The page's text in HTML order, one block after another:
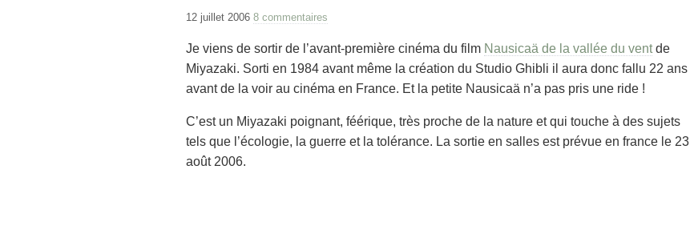
12 juillet 2006 8 commentaires
Je viens de sortir de l’avant-première cinéma du film Nausicaä de la vallée du ventde
Miyazaki. Sorti en 1984 avant même la création du Studio Ghibli il aura donc fallu 22 ans
avant de la voir au cinéma en France. Et la petite Nausicaä n’a pas pris une ride !
C’est un Miyazaki poignant, féérique, très proche de la nature et qui touche à des sujets
tels que l’écologie, la guerre et la tolérance. La sortie en salles est prévue en france le 23
août 2006.